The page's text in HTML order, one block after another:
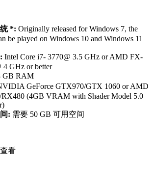
*: Originally released for Windows 7, the
be played on Windows 10 and Windows 11
Intel Core i7- 3770@ 3.5 GHz or AMD FX-
4 GHz or better
GB RAM
GeForce GTX970/GTX 1060 or AMD
RX480 (4GB VRAM with Shader Model 5.0
: 需要 50 GB 可用空间
看